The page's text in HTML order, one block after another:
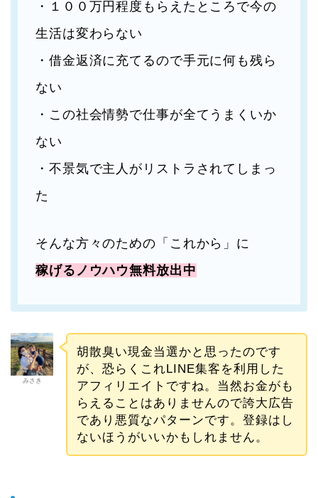
・１００万円程度もらえたところで今の
生活は変わらない
・借金返済に充てるので手元に何も残ら
ない
・この社会情勢で仕事が全てうまくいか
ない
・不景気で主人がリストラされてしまっ
た
そんな方々のための「これから」に
稼げるノウハウ無料放出中
みさき
胡散臭い現金当選かと思ったのです
が、恐らくこれLINE集客を利用した
アフィリエイトですね。当然お金がも
らえることはありませんので誇大広告
であり悪質なパターンです。登録はし
ないほうがいいかもしれません。